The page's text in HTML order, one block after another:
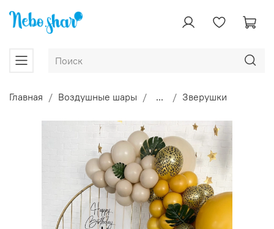
Главная Воздушные шары ... Зверушки